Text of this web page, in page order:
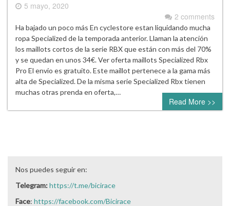
5 mayo, 2020
2 comments
Ha bajado un poco más En cyclestore estan liquidando mucha
ropa Specialized de la temporada anterior. Llaman la atención
los maillots cortos de la serie RBX que están con más del 70%
y se quedan en unos 34€. Ver oferta maillots Specialized Rbx
Pro El envio es gratuito. Este maillot pertenece a la gama más
alta de Specialized. De la misma serie Specialized Rbx tienen
muchas otras prenda en oferta,…
Read More >>
Nos puedes seguir en:
Telegram:https://t.me/bicirace
Face: https://facebook.com/Bicirace